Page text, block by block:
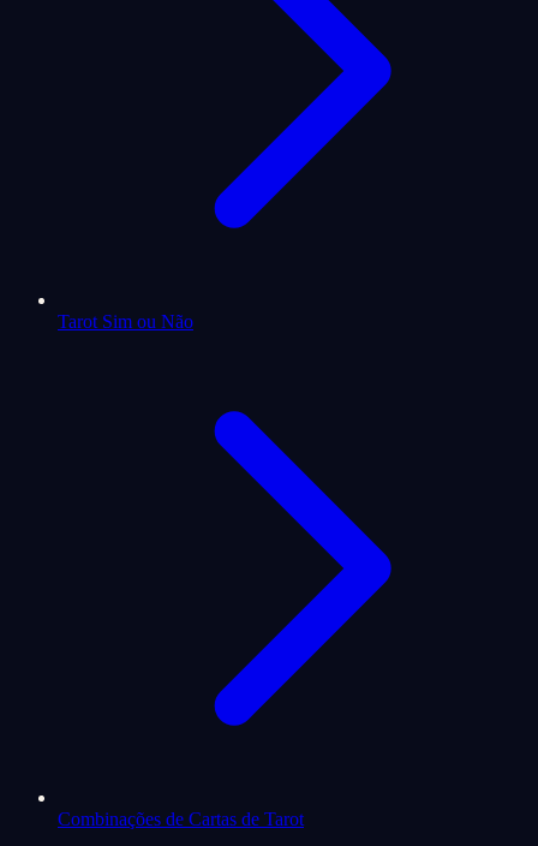
Tarot Sim ou Não
Combinações de Cartas de Tarot